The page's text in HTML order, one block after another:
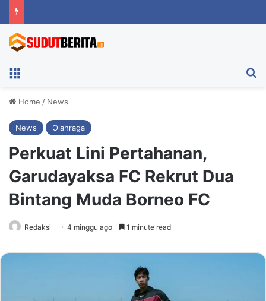
Home / News
News Olahraga
Perkuat Lini Pertahanan,
Garudayaksa FC Rekrut Dua
Bintang Muda Borneo FC
Redaksi 4 minggu ago 1 minute read